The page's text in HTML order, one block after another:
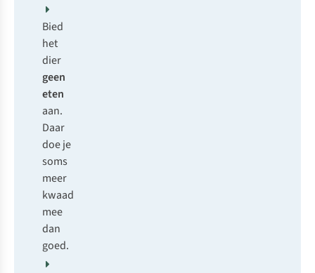
Bied
het
dier
geen
eten
aan.
Daar
doe je
soms
meer
kwaad
mee
dan
goed.